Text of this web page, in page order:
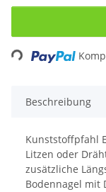
Beschreibung
Kunststoffpfahl
Litzen oder
zusätzliche
Bodennagel mit